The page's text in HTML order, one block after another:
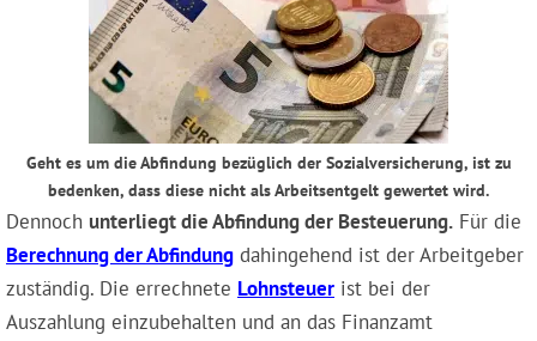
Geht es um die Abfindung bezüglich der Sozialversicherung, ist zu
bedenken, dass diese nicht als Arbeitsentgelt gewertet wird.
Dennoch unterliegt die Abfindung der Besteuerung. Für die
Berechnung der Abfindung dahingehend ist der Arbeitgeber
zuständig. Die errechnete Lohnsteuer ist bei der
Auszahlung einzubehalten und an das Finanzamt